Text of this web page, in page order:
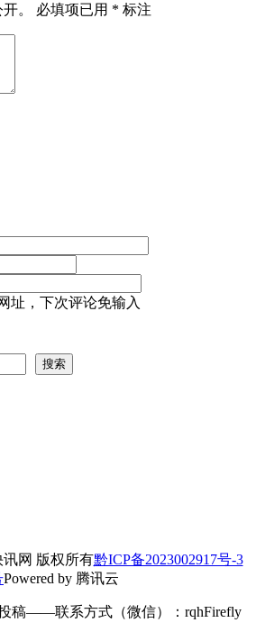
。 必填项已用 * 标注
址，下次评论免输入
搜索
网 版权所有黔ICP备2023002917号-3
Powered by 腾讯云
稿——联系方式（微信）：rqhFirefly